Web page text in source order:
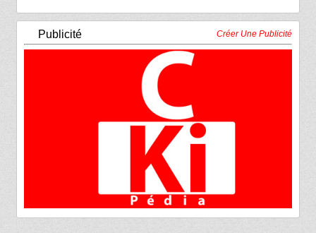
Publicité Créer Une Publicité